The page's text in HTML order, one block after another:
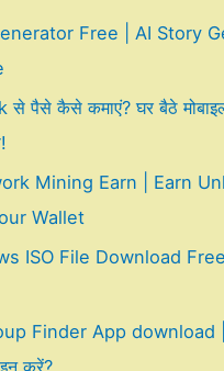
Free | AI Story
पैसे कैसे कमाएं? घर बैठे
Mining Earn | Earn
Wallet
ISO File Download
Finder App download |